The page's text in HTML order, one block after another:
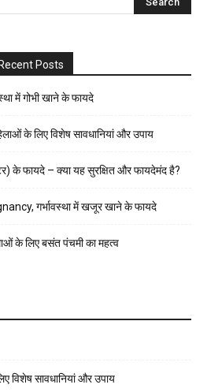
Recent Posts
में गोभी खाने के फायदे
के लिए विशेष सावधानियां और उपाय
के फायदे – क्या यह सुरक्षित और फायदेमंद है?
गर्भावस्था में खजूर खाने के फायदे
के लिए बसंत पंचमी का महत्व
विशेष सावधानियां और उपाय